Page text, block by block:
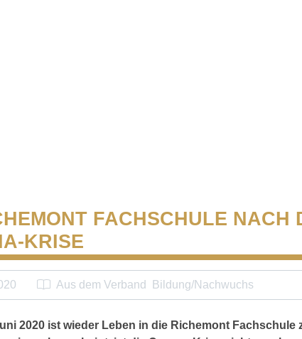
FACHSCHULE NACH
KRISE
Aus dem Verband Bildung/Nachwuchs
2020 ist wieder Leben in die Richemont Fachschule